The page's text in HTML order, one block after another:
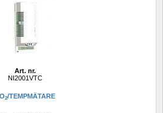
Art. nr.
NI2001VTC
2/TEMPMÄTARE